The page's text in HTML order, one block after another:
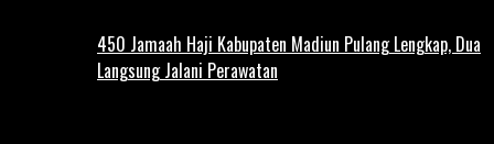
450 Jamaah Haji Kabupaten Madiun Pulang Lengkap, Dua
Langsung Jalani Perawatan